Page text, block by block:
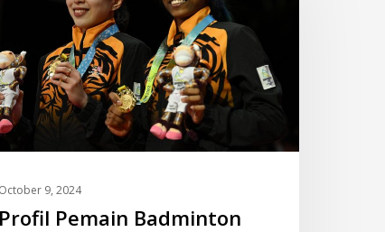
October 9, 2024
Profil Pemain Badminton